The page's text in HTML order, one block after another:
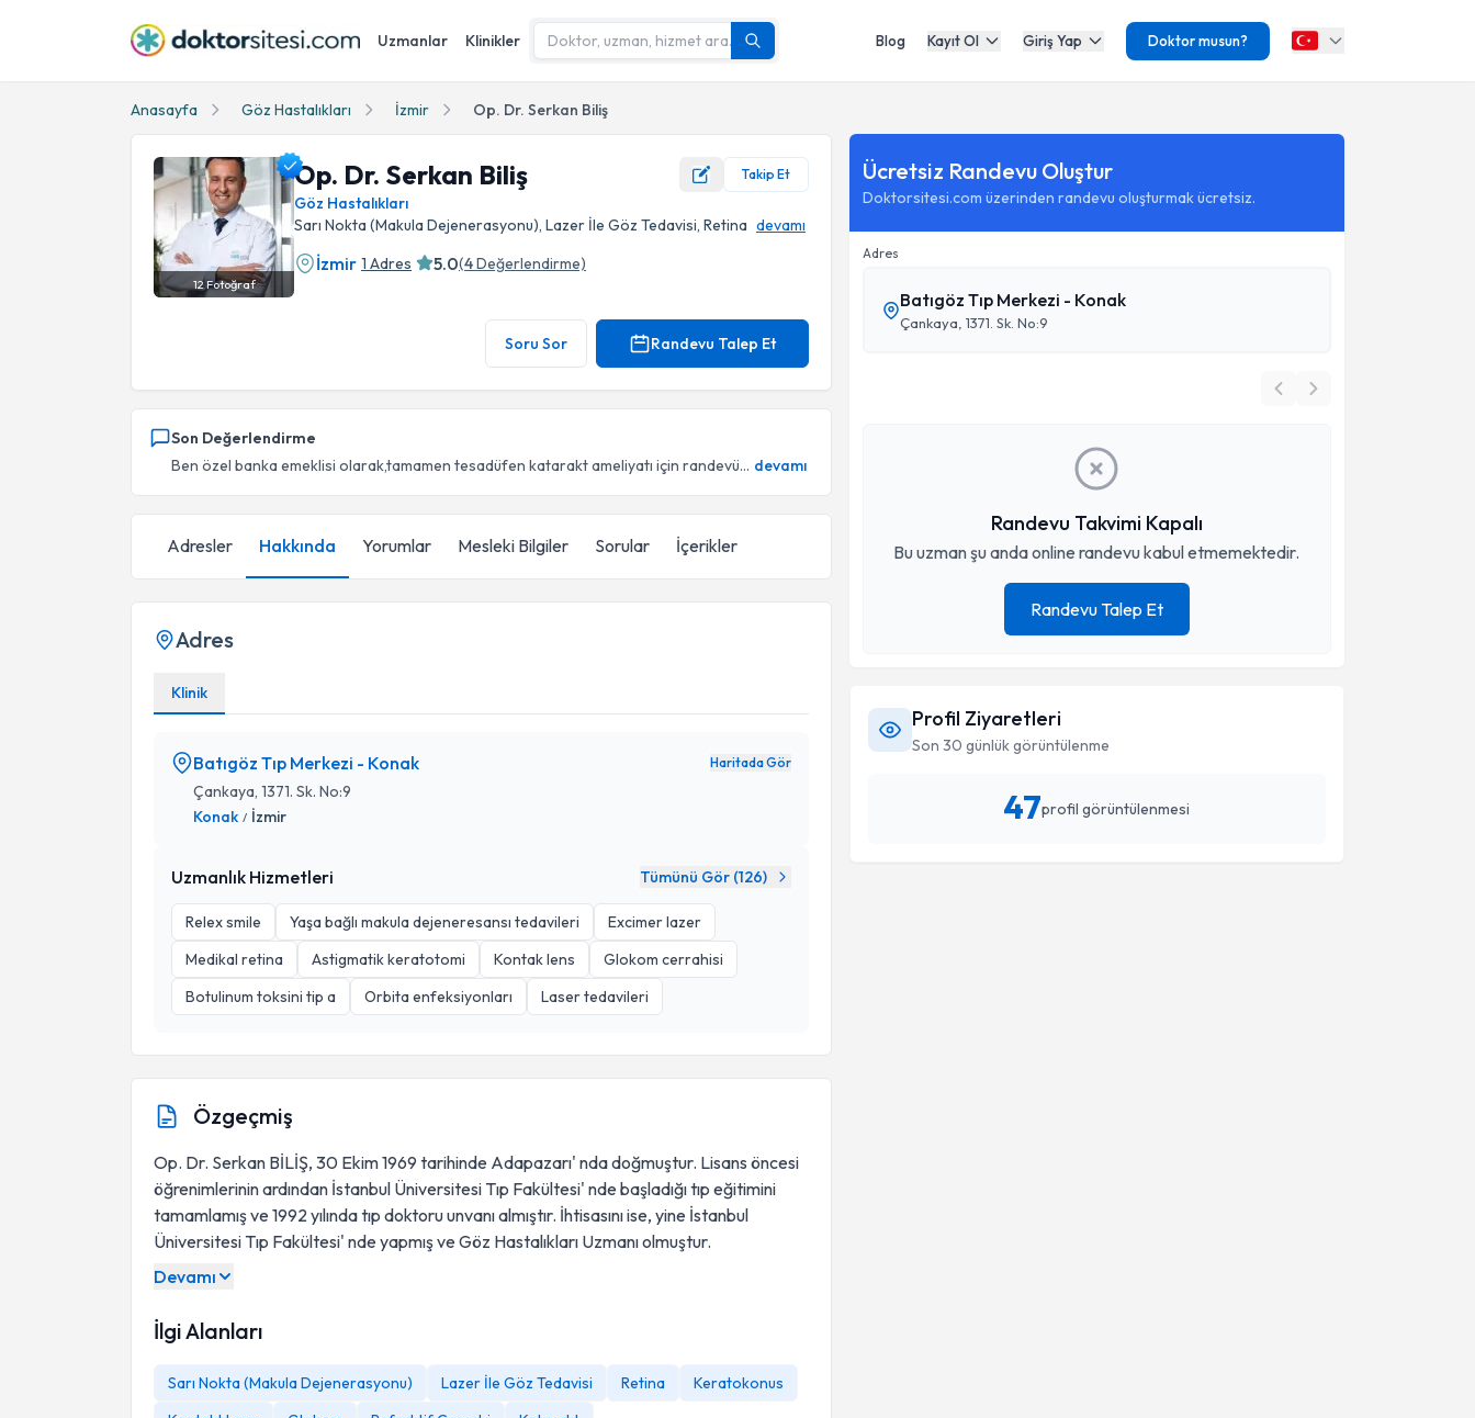
Uzmanlar Klinikler Blog Kayıt Ol Giriş Yap Doktor musun?
Anasayfa Göz Hastalıkları İzmir Op. Dr. Serkan Biliş
12Fotoğraf
Op. Dr. Serkan Biliş Takip Et
Göz Hastalıkları
Sarı Nokta (Makula Dejenerasyonu), Lazer İle Göz Tedavisi, Retina devamı
İzmir 1 Adres 5.0(4Değerlendirme)
Soru Sor Randevu Talep Et
Son Değerlendirme
Ben özel banka emeklisi olarak,tamamen tesadüfen katarakt ameliyatı için randevü... devamı
Adresler Hakkında Yorumlar Mesleki Bilgiler Sorular İçerikler
Adres
Klinik
Batıgöz Tıp Merkezi - Konak Haritada Gör
Çankaya, 1371. Sk. No:9
Konak / İzmir
Uzmanlık Hizmetleri Tümünü Gör (126)
Relex smile Yaşa bağlı makula dejeneresansı tedavileri
Excimer lazer
Medikal retina
Astigmatik keratotomi Kontak lens
Glokom cerrahisi
Botulinum toksini tip a
Orbita enfeksiyonları Laser tedavileri
Özgeçmiş
Op. Dr. Serkan BİLİŞ, 30 Ekim 1969 tarihinde Adapazarı' nda doğmuştur. Lisans öncesi
öğrenimlerinin ardından İstanbul Üniversitesi Tıp Fakültesi' nde başladığı tıp eğitimini
tamamlamış ve 1992 yılında tıp doktoru unvanı almıştır. İhtisasını ise, yine İstanbul
Üniversitesi Tıp Fakültesi' nde yapmış ve Göz Hastalıkları Uzmanı olmuştur.
Devamı
İlgi Alanları
Sarı Nokta (Makula Dejenerasyonu) Lazer İle Göz Tedavisi Retina
Keratokonus
Ücretsiz Randevu Oluştur
Doktorsitesi.com üzerinden randevu oluşturmak ücretsiz.
Adres
Batıgöz Tıp Merkezi - Konak
Çankaya, 1371. Sk. No:9
Randevu Takvimi Kapalı
Bu uzman şu anda online randevu kabul etmemektedir.
Randevu Talep Et
Profil Ziyaretleri
Son 30 günlük görüntülenme
47profil görüntülenmesi